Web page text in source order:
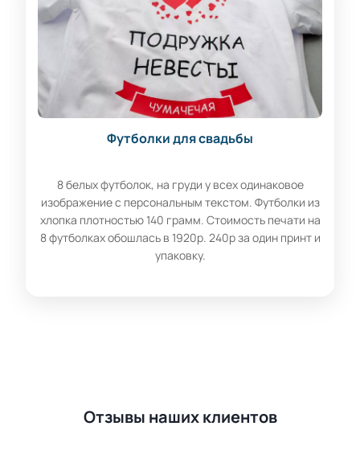
Футболки для свадьбы
8 белых футболок, на груди у всех одинаковое
изображение с персональным текстом. Футболки из
хлопка плотностью 140 грамм. Стоимость печати на
8 футболках обошлась в 1920р. 240р за один принт и
упаковку.
Отзывы наших клиентов